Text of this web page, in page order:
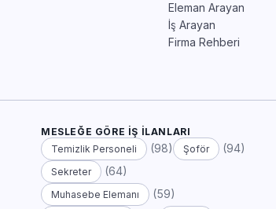
Eleman Arayan
İş Arayan
Firma Rehberi
MESLEĞE GÖRE İŞ İLANLARI
Temizlik Personeli
(98) Şoför (94)
Sekreter (64)
Muhasebe Elemanı (59)